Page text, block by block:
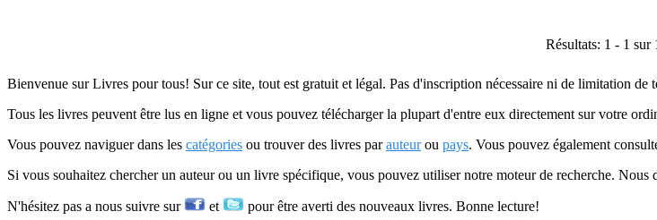
Résultats: 1 - 1 sur
Bienvenue sur Livres pour tous! Sur ce site, tout est gratuit et légal. Pas d'inscription nécessaire ni de limitation de
Tous les livres peuvent être lus en ligne et vous pouvez télécharger la plupart d'entre eux directement sur votre
Vous pouvez naviguer dans les catégories ou trouver des livres parauteurou pays. Vous pouvez également
Si vous souhaitez chercher un auteur ou un livre spécifique, vous pouvez utiliser notre moteur de recherche. Nous
N'hésitez pas a nous suivre sur et pour être averti des nouveaux livres. Bonne lecture!